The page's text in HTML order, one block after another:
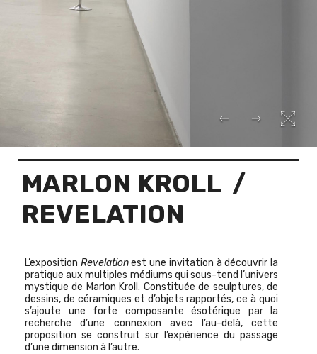
MARLON KROLL/
REVELATION
L’exposition Revelationest une invitation à découvrir la
pratique aux multiples médiums qui sous-tend l’univers
mystique de Marlon Kroll. Constituée de sculptures, de
dessins, de céramiques et d’objets rapportés, ce à quoi
s’ajoute une forte composante ésotérique par la
recherche d’une connexion avec l’au-delà, cette
proposition se construit sur l’expérience du passage
d’une dimension à l’autre.